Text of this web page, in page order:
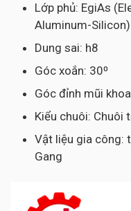
Lớp phủ: EgiAs
Aluminum-Silicon)
Dung sai: h8
Góc xoắn: 30⁰
Góc đỉnh mũi
Kiểu chuôi: Chuôi
Vật liệu gia công:
Gang